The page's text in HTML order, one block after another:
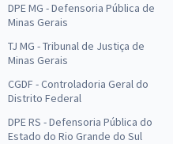
DPE MG - Defensoria Pública de
Minas Gerais
TJ MG - Tribunal de Justiça de
Minas Gerais
CGDF - Controladoria Geral do
Distrito Federal
DPE RS - Defensoria Pública do
Estado do Rio Grande do Sul